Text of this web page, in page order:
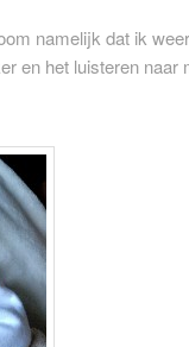
namelijk dat ik
en het luisteren naar